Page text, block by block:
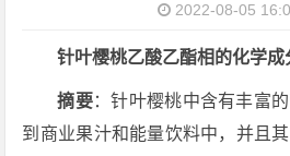
2022-08-05
针叶樱桃乙酸乙酯相的化学成
摘要：针叶樱桃中含有丰富
到商业果汁和能量饮料中，并且